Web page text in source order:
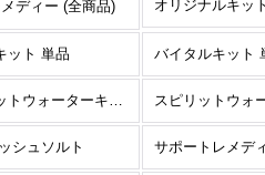
メディー (全商品) オリジナルキット
ット 単品 バイタルキット
スピリットウォーターキット II 単品
シュソルト サポートレメデ